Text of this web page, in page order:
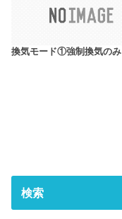
換気モード①強制換気のみ
検索